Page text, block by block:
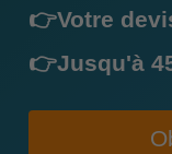
👉Votre
👉Jusqu'à